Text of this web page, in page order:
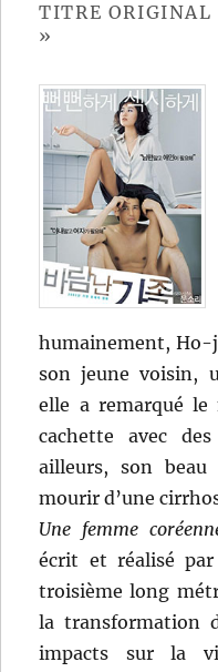
TITRE ORIGINAL
»
humainement, Ho-
son jeune voisin,
elle a remarqué
cachette avec
ailleurs, son
mourir d’une
Une femme
écrit et réalisé
troisième long
la transformation
impacts sur la